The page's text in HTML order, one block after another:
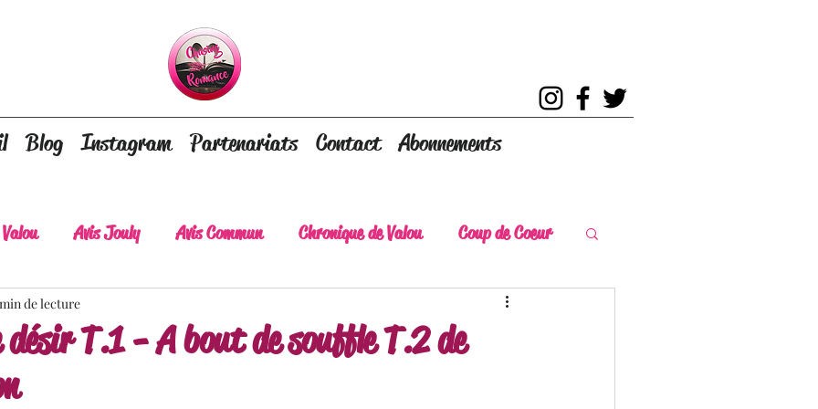
Blog Instagram Partenariats Contact Abonnements
Avis Jouly Avis Commun Chronique de Valou Coup de Coeur
A lire absolument Coup de Chaud
désir T.1 - A bout de souffle T.2 de
de lecture